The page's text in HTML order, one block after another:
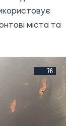
міста та
76